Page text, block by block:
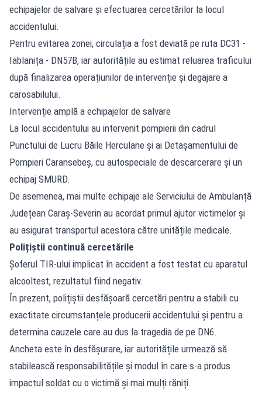
echipajelor de salvare și efectuarea cercetărilor la locul
accidentului.
Pentru evitarea zonei, circulația a fost deviată pe ruta DC31 -
Iablanița - DN57B, iar autoritățile au estimat reluarea traficului
după finalizarea operațiunilor de intervenție și degajare a
carosabilului.
Intervenție amplă a echipajelor de salvare
La locul accidentului au intervenit pompierii din cadrul
Punctului de Lucru Băile Herculane și ai Detașamentului de
Pompieri Caransebeș, cu autospeciale de descarcerare și un
echipaj SMURD.
De asemenea, mai multe echipaje ale Serviciului de Ambulanță
Județean Caraș-Severin au acordat primul ajutor victimelor și
au asigurat transportul acestora către unitățile medicale.
Polițiștii continuă cercetările
Șoferul TIR-ului implicat în accident a fost testat cu aparatul
alcooltest, rezultatul fiind negativ.
În prezent, polițiștii desfășoară cercetări pentru a stabili cu
exactitate circumstanțele producerii accidentului și pentru a
determina cauzele care au dus la tragedia de pe DN6.
Ancheta este în desfășurare, iar autoritățile urmează să
stabilească responsabilitățile și modul în care s-a produs
impactul soldat cu o victimă și mai mulți răniți.